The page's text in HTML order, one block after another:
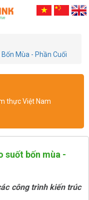
Mùa - Phần Cuối
thực Việt Nam
suốt bốn mùa -
công trình kiến trúc